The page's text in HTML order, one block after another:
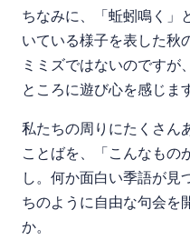
ちなみに、「蚯蚓鳴く」
いている様子を表した秋
ミミズではないのですが
ところに遊び心を感じま
私たちの周りにたくさん
ことばを、「こんなもの
し。何か面白い季語が見
ちのように自由な句会を
か。